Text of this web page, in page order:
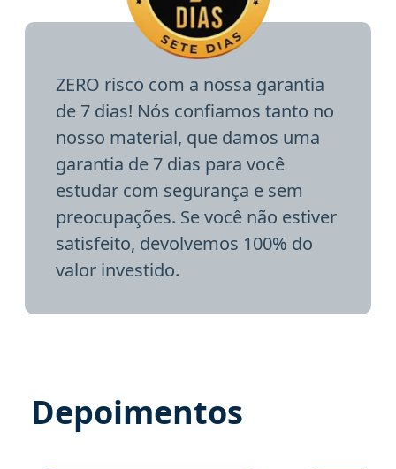
ZERO risco com a nossa garantia
de 7 dias! Nós confiamos tanto no
nosso material, que damos uma
garantia de 7 dias para você
estudar com segurança e sem
preocupações. Se você não estiver
satisfeito, devolvemos 100% do
valor investido.
Depoimentos